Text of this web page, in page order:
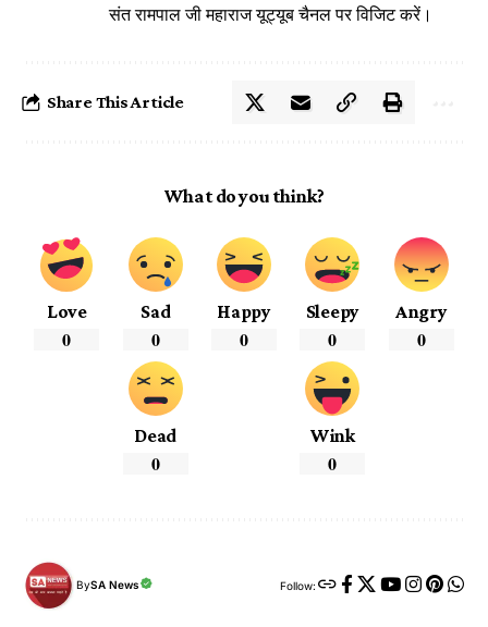
संत रामपाल जी महाराज यूट्यूब चैनल पर विजिट करें।
Share This Article
What do you think?
Love
0
Sad
0
Happy
0
Sleepy
0
Angry
0
Dead
0
Wink
0
BySA News Follow: